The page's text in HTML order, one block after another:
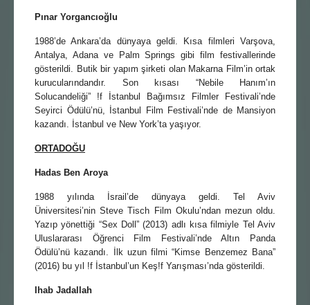
Pınar Yorgancıoğlu
1988’de Ankara’da dünyaya geldi. Kısa filmleri Varşova,
Antalya, Adana ve Palm Springs gibi film festivallerinde
gösterildi. Butik bir yapım şirketi olan Makarna Film’in ortak
kurucularındandır. Son kısası “Nebile Hanım’ın
Solucandeliği” !f İstanbul Bağımsız Filmler Festivali’nde
Seyirci Ödülü’nü, İstanbul Film Festivali’nde de Mansiyon
kazandı. İstanbul ve New York’ta yaşıyor.
ORTADOĞU
Hadas Ben Aroya
1988 yılında İsrail’de dünyaya geldi. Tel Aviv
Üniversitesi’nin Steve Tisch Film Okulu’ndan mezun oldu.
Yazıp yönettiği “Sex Doll” (2013) adlı kısa filmiyle Tel Aviv
Uluslararası Öğrenci Film Festivali’nde Altın Panda
Ödülü’nü kazandı. İlk uzun filmi “Kimse Benzemez Bana”
(2016) bu yıl !f İstanbul’un Keş!f Yarışması’nda gösterildi.
Ihab Jadallah